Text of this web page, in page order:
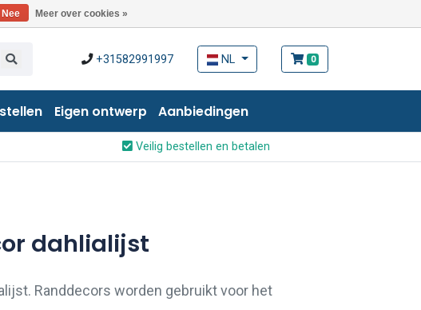
Nee Meer over cookies »
+31582991997 NL 0
Eigen ontwerp Aanbiedingen
Veilig bestellen en betalen
dahlialijst
Randdecors worden gebruikt voor het